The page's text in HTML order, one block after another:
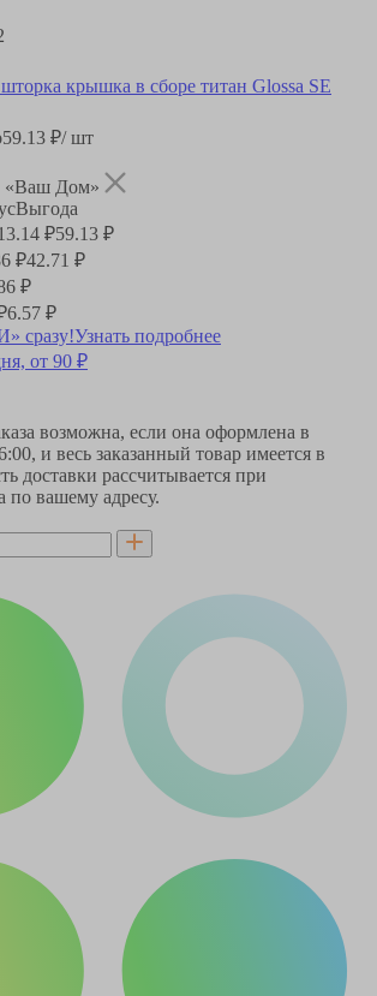
59.13 ₽/ шт
«Ваш Дом»
Выгода
₽59.13 ₽
₽42.71 ₽
₽
6.57 ₽
сразу!Узнать подробнее
от 90 ₽
возможна, если она оформлена в
, и весь заказанный товар имеется в
доставки рассчитывается при
по вашему адресу.